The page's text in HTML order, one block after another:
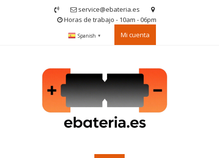
service@ebateria.es
Horas de trabajo - 10am - 06pm
Spanish ▼ Mi cuenta